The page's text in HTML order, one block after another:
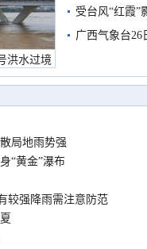
洪水过境
受台风“红霞”
有较强降雨
广西气象台26
局地雨势强
“黄金”瀑布
较强降雨需注意防范